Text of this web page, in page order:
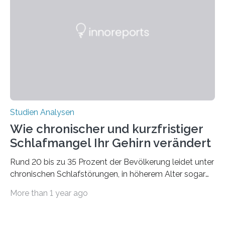
derzeitigen Verbreitungsgebiets bis zum Jahr 2100
Studien Analysen
Wie chronischer und kurzfristiger
Schlafmangel Ihr Gehirn verändert
Rund 20 bis zu 35 Prozent der Bevölkerung leidet unter
chronischen Schlafstörungen, in höherem Alter sogar
Erwachsene kennt zudem ein kurzfristiges Schlafdefizit:
More than 1 year ago